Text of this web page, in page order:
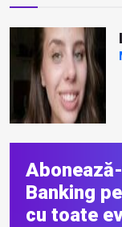
Banking
cu toate